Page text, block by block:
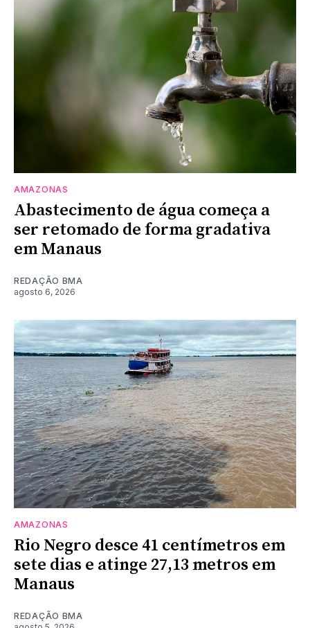
AMAZONAS
Abastecimento de água começa a
ser retomado de forma gradativa
em Manaus
REDAÇÃO BMA
agosto 6, 2026
AMAZONAS
Rio Negro desce 41 centímetros em
sete dias e atinge 27,13 metros em
Manaus
REDAÇÃO BMA